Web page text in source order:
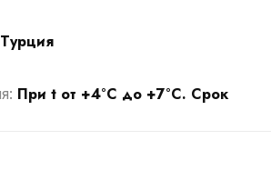
Турция
При t от +4°С до +7°С. Срок